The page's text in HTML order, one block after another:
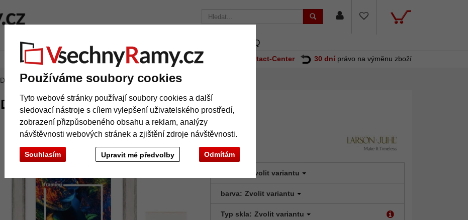
Používáme soubory cookies
Tyto webové stránky používají soubory cookies a další
sledovací nástroje s cílem vylepšení uživatelského prostředí,
zobrazení přizpůsobeného obsahu a reklam, analýzy
návštěvnosti webových stránek a zjištění zdroje návštěvnosti.
Souhlasím Odmítám
Upravit mé předvolby
Značky FAQ
Přepravní náklady 390 Kč +49 30 235 949 085 Contact-Center 30 dní právo na výměnu zboží
Dřevěný rám Corona 38
Dřevěný rám Corona 38
Zvolit variantu
barva: Zvolit variantu
Typ skla: Zvolit variantu